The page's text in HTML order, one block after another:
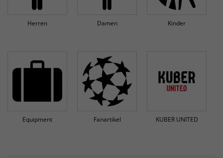
Herren Damen Kinder
Equipment Fanartikel KUBER UNITED